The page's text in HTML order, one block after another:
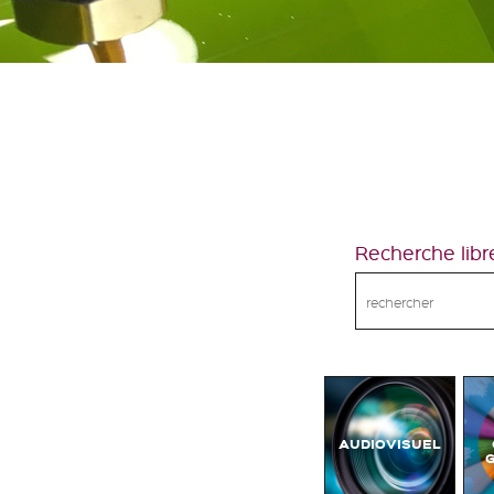
Recherche
AUDIOVISUEL